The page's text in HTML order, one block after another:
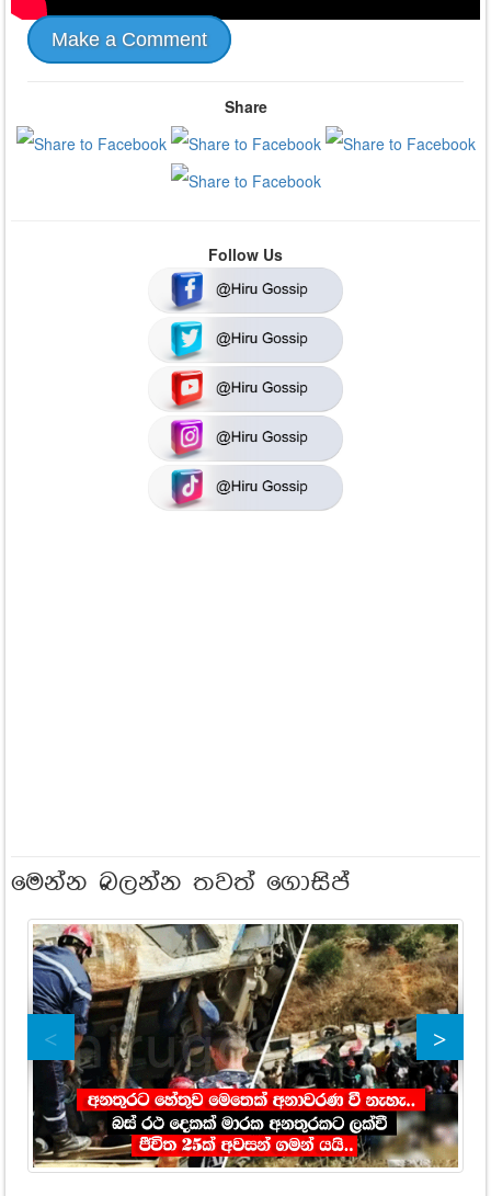
Make a Comment
Share
Follow Us
මෙන්න බලන්න තවත් ගොසිප්